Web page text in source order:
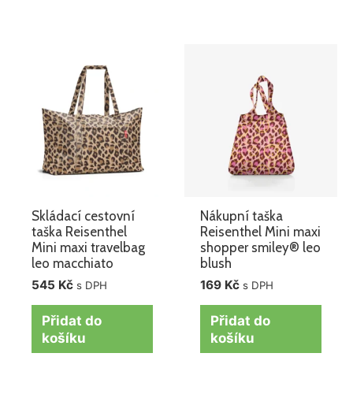
Skládací cestovní
taška Reisenthel
Mini maxi travelbag
leo macchiato
545 Kč s DPH
Přidat do
košíku
Nákupní taška
Reisenthel Mini maxi
shopper smiley® leo
blush
169 Kč s DPH
Přidat do
košíku